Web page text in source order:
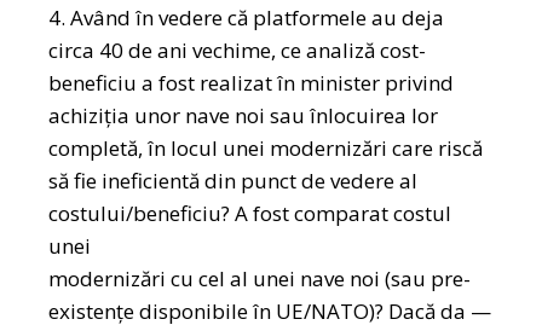
4. Având în vedere că platformele au deja
circa 40 de ani vechime, ce analiză cost-
beneficiu a fost realizat în minister privind
achiziţia unor nave noi sau înlocuirea lor
completă, în locul unei modernizări care riscă
să fie ineficientă din punct de vedere al
costului/beneficiu? A fost comparat costul
unei
modernizări cu cel al unei nave noi (sau pre-
existenţe disponibile în UE/NATO)? Dacă da —